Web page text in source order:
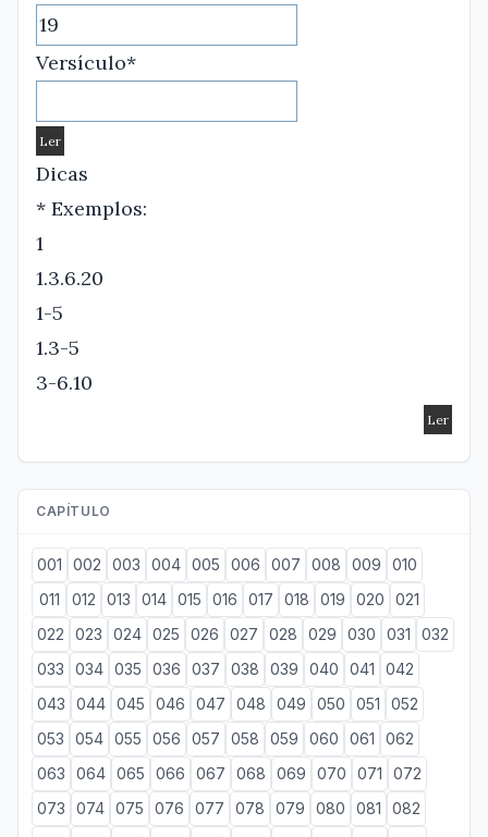
Versículo*
Dicas
* Exemplos:
1
1.3.6.20
1-5
1.3-5
3-6.10
CAPÍTULO
001 002 003 004 005 006 007 008 009
010
011
012 013 014 015 016 017 018 019 020
021
022
023 024 025 026 027 028 029 030 031
032
033
034 035 036 037 038 039 040 041
042
043
044 045 046 047 048 049 050 051
052
053
054 055 056 057 058 059 060 061
062
063
064 065 066 067 068 069 070 071
072
073
074 075 076 077 078 079 080 081
082